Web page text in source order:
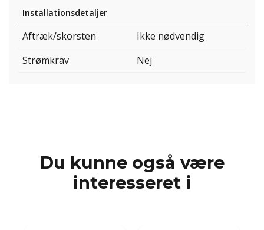
Installationsdetaljer
Aftræk/skorsten
Ikke nødvendig
Strømkrav
Nej
Du kunne også være
interesseret i